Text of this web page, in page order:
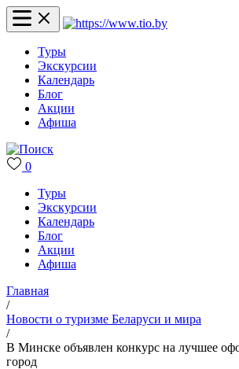
Туры
Экскурсии
Календарь
Блог
Акции
Афиша
0
Туры
Экскурсии
Календарь
Блог
Акции
Афиша
Главная
/
Новости о туризме Беларуси и мира
/
В Минске объявлен конкурс на лучшее
город